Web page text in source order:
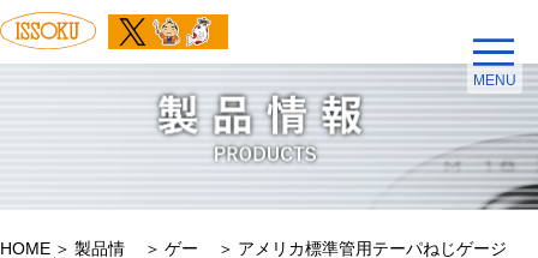
MENU
HOME
製品情
ゲー
アメリカ標準管用テーパねじゲージ